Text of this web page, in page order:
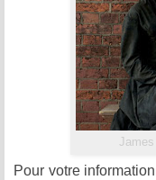
Pour votre